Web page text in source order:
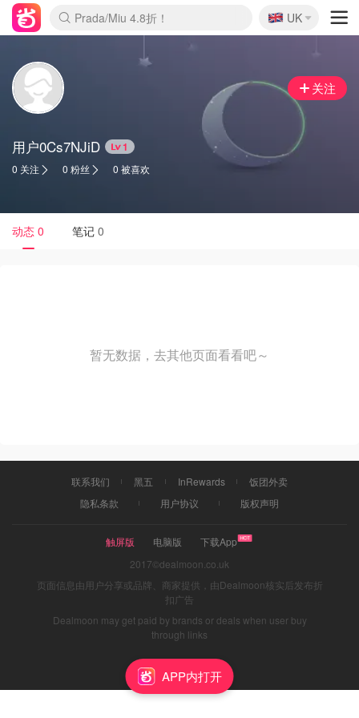
Prada/Miu 4.8折！
🇬🇧
UK
关注
用户0Cs7NJiD 1
0 关注 0 粉丝 0 被喜欢
动态 0 笔记 0
暂无数据，去其他页面看看吧～
APP内打开
联系我们 黑五 InRewards
饭团外卖
隐私条款
用户协议 版权声明
触屏版 电脑版
下载App
2017©dealmoon.co.uk
页面信息由用户分享或品牌、商家提供，由Dealmoon核实后发布折
扣广告
Dealmoon may get paid by brands or deals when user buy
through links